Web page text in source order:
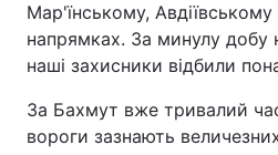
Мар'їнському,
напрямках. За минулу добу
наші захисники відбили
За Бахмут вже тривалий
вороги зазнають